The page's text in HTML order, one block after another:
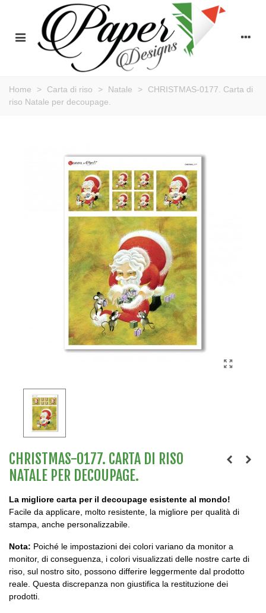
Home > Carta di riso > Natale >
CHRISTMAS-0177. Carta di
riso Natale per decoupage.
CHRISTMAS-0177. CARTA DI RISO
NATALE PER DECOUPAGE.
La migliore carta per il decoupage esistente al mondo!
Facile da applicare, molto resistente, la migliore per qualità di
stampa, anche personalizzabile.
Nota: Poiché le impostazioni dei colori variano da monitor a
monitor, di conseguenza, i colori visualizzati delle nostre carte di
riso, sul nostro sito, possono differire leggermente dal prodotto
reale. Questa discrepanza non giustifica la restituzione dei
prodotti.